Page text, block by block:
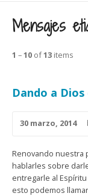
Mensajes
1 –10 of13 items
Dando a
30 marzo, 2014
Renovando nuestra
hablarles sobre
entregarle al
esto podemos